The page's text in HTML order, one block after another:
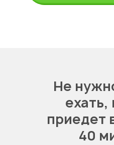
Не
ехать,
приедет
40